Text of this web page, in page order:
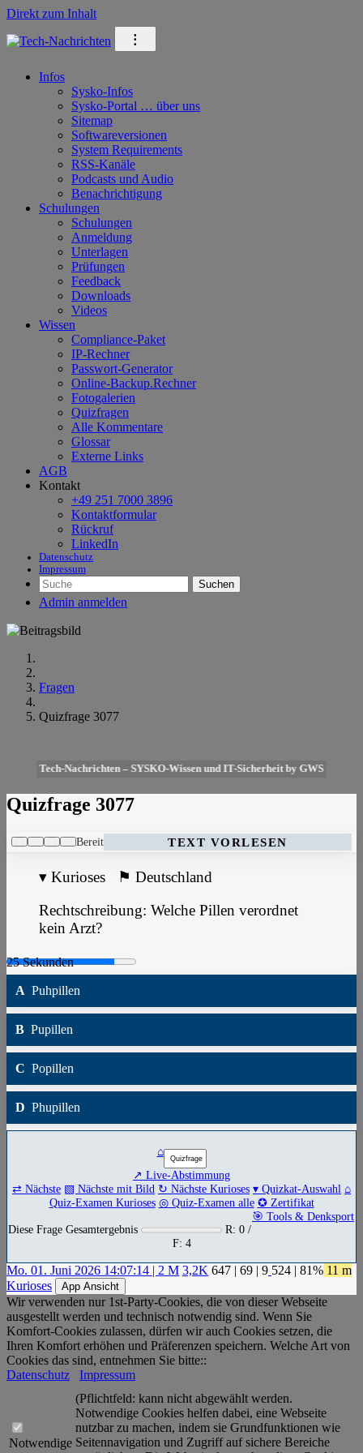
Direkt zum Inhalt
⁝
Infos
Sysko-Infos
Sysko-Portal … über uns
Sitemap
Softwareversionen
System Requirements
RSS-Kanäle
Podcasts und Audio
Benachrichtigung
Schulungen
Schulungen
Anmeldung
Unterlagen
Prüfungen
Feedback
Downloads
Videos
Wissen
Compliance-Paket
IP-Rechner
Passwort-Generator
Online-Backup.Rechner
Fotogalerien
Quizfragen
Alle Kommentare
Glossar
Externe Links
AGB
Kontakt
+49 251 7000 3896
Kontaktformular
Rückruf
LinkedIn
Datenschutz
Impressum
Suchen
Admin anmelden
Fragen
Quizfrage 3077
Tech-Nachrichten – SYSKO-Wissen und IT-Sicherheit by GWS
Quizfrage 3077
Bereit TEXT VORLESEN
▾ Kurioses ⚑ Deutschland
Rechtschreibung: Welche Pillen verordnet
kein Arzt?
A Puhpillen
B Pupillen
C Popillen
D Phupillen
⌂
↗ Live-Abstimmung
⇄ Nächste ▧ Nächste mit Bild ↻ Nächste Kurioses ▾ Quizkat-Auswahl ⌂
Quiz-Examen Kurioses ◎ Quiz-Examen alle ✪ Zertifikat
🎯 Tools & Denksport
Diese Frage Gesamtergebnis
R: 0 /
F: 4
Mo. 01. Juni 2026 14:07:14 | 2 M 3,2K 647 | 69 | 9 524 | 81% 11 m
Kurioses
App Ansicht
Wir verwenden nur 1st-Party-Cookies, die von dieser Webseite
ausgestellt werden und technisch notwendig sind. Wenn Sie
Komfort-Cookies zulassen, dürfen wir auch Cookies setzen, die
Ihren Komfort erhöhen und Präferenzen speichern. Welche Art von
Cookies das sind, entnehmen Sie bitte::
Datenschutz
Impressum
Notwendige
(Pflichtfeld: kann nicht abgewählt werden.
Notwendige Cookies helfen dabei, eine Webseite
nutzbar zu machen, indem sie Grundfunktionen wie
Seitennavigation und Zugriff auf sichere Bereiche